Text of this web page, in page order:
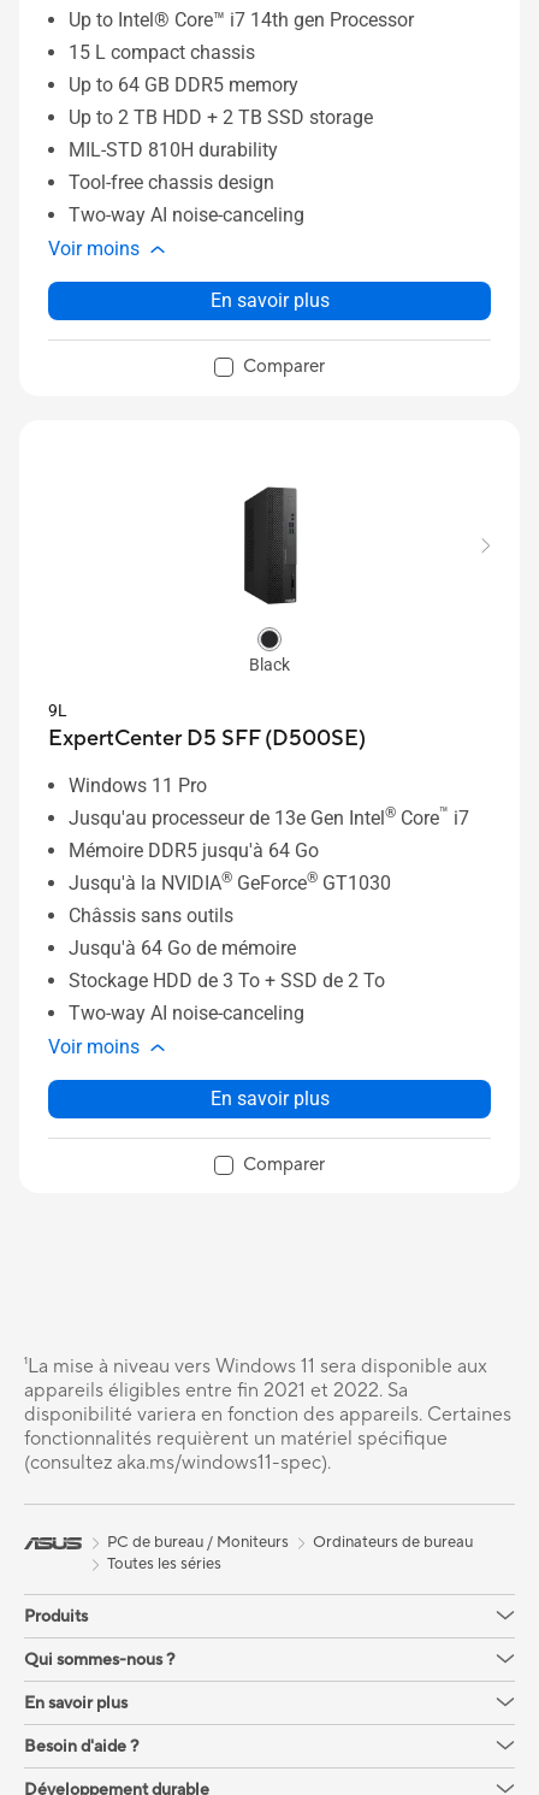
Up to Intel® Core™ i7 14th gen Processor
15 L compact chassis
Up to 64 GB DDR5 memory
Up to 2 TB HDD + 2 TB SSD storage
MIL-STD 810H durability
Tool-free chassis design
Two-way AI noise-canceling
Voir moins
En savoir plus
Comparer
Black
9L
ExpertCenter D5 SFF (D500SE)
Windows 11 Pro
Jusqu'au processeur de 13e Gen Intel® Core™ i7
Mémoire DDR5 jusqu'à 64 Go
Jusqu'à la NVIDIA® GeForce® GT1030
Châssis sans outils
Jusqu'à 64 Go de mémoire
Stockage HDD de 3 To + SSD de 2 To
Two-way AI noise-canceling
Voir moins
En savoir plus
Comparer
¹La mise à niveau vers Windows 11 sera disponible aux
appareils éligibles entre fin 2021 et 2022. Sa
disponibilité variera en fonction des appareils. Certaines
fonctionnalités requièrent un matériel spécifique
(consultez aka.ms/windows11-spec).
PC de bureau / Moniteurs
Ordinateurs de bureau
Toutes les séries
Produits
Qui sommes-nous ?
En savoir plus
Besoin d'aide ?
Développement durable